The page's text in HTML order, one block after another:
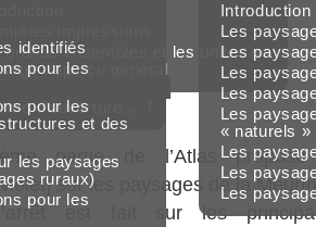
l’Atlas ?
et les limites de
d’ouverture ... !
grands ensembles et les unités de
: aperçu général
Introduction
Les
Les
Les
Les
Les
« naturels »
Les
Les
Les
identifiés
pour les
pour les
et des
les paysages
ruraux)
pour les
partie de l’Atlas
sur les paysages de la
est fait sur les